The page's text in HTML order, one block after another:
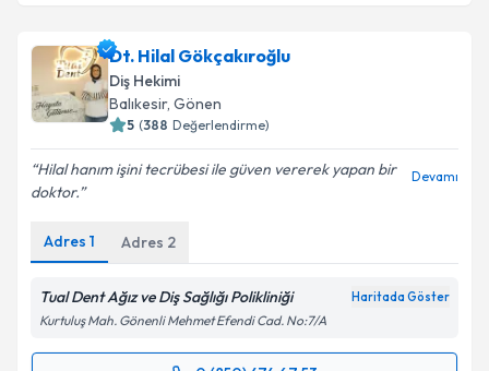
Dt. Hilal Gökçakıroğlu
Diş Hekimi
Balıkesir, Gönen
5 (388 Değerlendirme)
Hilal hanım işini tecrübesi ile güven vererek yapan bir
doktor.
Devamı
Adres 1 Adres 2
Tual Dent Ağız ve Diş Sağlığı Polikliniği Haritada Göster
Kurtuluş Mah. Gönenli Mehmet Efendi Cad. No:7/A